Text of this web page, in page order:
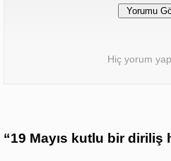
Hiç yorum
“19 Mayıs kutlu bir diriliş